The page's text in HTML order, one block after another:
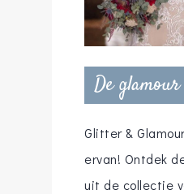
De
Glitter &
ervan! Ontdek
uit de collectie